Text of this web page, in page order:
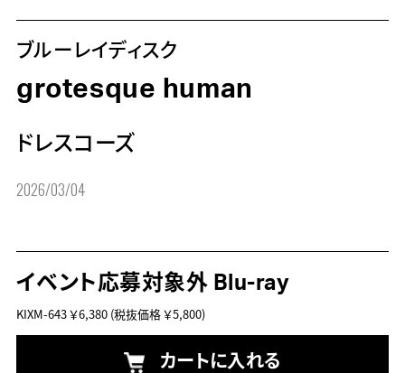
ブルーレイディスク
grotesque human
ドレスコーズ
2026/03/04
イベント応募対象外 Blu-ray
KIXM-643￥6,380(税抜価格 ￥5,800)
カートに入れる